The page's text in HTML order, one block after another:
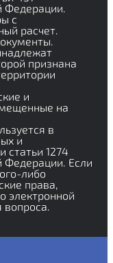
Федерации.
с
расчет.
признана
и
на
в
и
статьи 1274
Федерации. Если
либо
права,
электронной